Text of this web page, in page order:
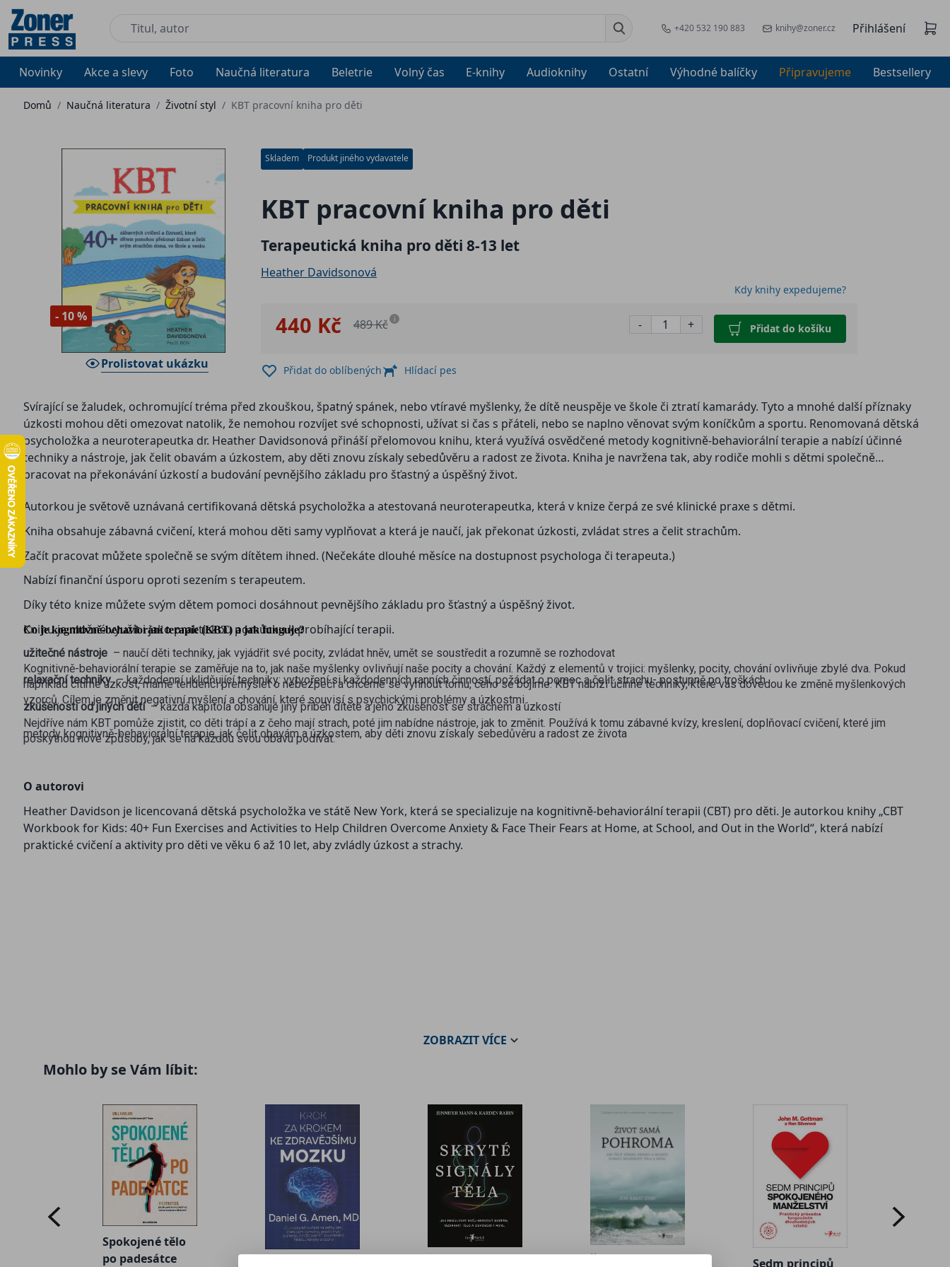
+420 532 190 883 knihy@zoner.cz Přihlášení
Novinky Akce a slevy Foto Naučná literatura Beletrie Volný čas E-knihy Audioknihy Ostatní Výhodné balíčky Připravujeme Bestsellery
Domů / Naučná literatura / Životní styl / KBT pracovní kniha pro děti
- 10 %
Prolistovat ukázku
Skladem Produkt jiného vydavatele
KBT pracovní kniha pro děti
Terapeutická kniha pro děti 8-13 let
Heather Davidsonová
Kdy knihy expedujeme?
440 Kč 489 Kč i - + Přidat do košíku
Přidat do oblíbených Hlídací pes
Svírající se žaludek, ochromující tréma před zkouškou, špatný spánek, nebo vtíravé myšlenky, že dítě neuspěje ve škole či ztratí kamarády. Tyto a mnohé další příznaky
úzkosti mohou děti omezovat natolik, že nemohou rozvíjet své schopnosti, užívat si čas s přáteli, nebo se naplno věnovat svým koníčkům a sportu. Renomovaná dětská
psycholožka a neuroterapeutka dr. Heather Davidsonová přináší přelomovou knihu, která využívá osvědčené metody kognitivně-behaviorální terapie a nabízí účinné
techniky a nástroje, jak čelit obavám a úzkostem, aby děti znovu získaly sebedůvěru a radost ze života. Kniha je navržena tak, aby rodiče mohli s dětmi společně
pracovat na překonávání úzkostí a budování pevnějšího základu pro šťastný a úspěšný život.
Autorkou je světově uznávaná certifikovaná dětská psycholožka a atestovaná neuroterapeutka, která v knize čerpá ze své klinické praxe s dětmi.
Kniha obsahuje zábavná cvičení, která mohou děti samy vyplňovat a která je naučí, jak překonat úzkosti, zvládat stres a čelit strachům.
Začít pracovat můžete společně se svým dítětem ihned. (Nečekáte dlouhé měsíce na dostupnost psychologa či terapeuta.)
Nabízí finanční úsporu oproti sezením s terapeutem.
Díky této knize můžete svým dětem pomoci dosáhnout pevnějšího základu pro šťastný a úspěšný život.
Knihu je možné využít i jako praktickou pomůcku k probíhající terapii.
užitečné nástroje – naučí děti techniky, jak vyjádřit své pocity, zvládat hněv, umět se soustředit a rozumně se rozhodovat
relaxační techniky – každodenní uklidňující techniky: vytvoření si každodenních ranních činností, požádat o pomoc a čelit strachu- postupně po troškách
zkušenosti od jiných dětí – každá kapitola obsahuje jiný příběh dítěte a jeho zkušenost se strachem a úzkostí
metody kognitivně-behaviorální terapie, jak čelit obavám a úzkostem, aby děti znovu získaly sebedůvěru a radost ze života
Co je kognitivně-behaviorání terapie (KBT) a jak funguje?
Kognitivně-behaviorální terapie se zaměřuje na to, jak naše myšlenky ovlivňují naše pocity a chování. Každý z elementů v trojici: myšlenky, pocity, chování ovlivňuje zbylé dva. Pokud
například cítíme úzkost, máme tendenci přemýšlet o nebezpečí a chceme se vyhnout tomu, čeho se bojíme. KBT nabízí účinné techniky, které vás dovedou ke změně myšlenkových
vzorců. Cílem je změnit negativní myšlení a chování, které souvisí s psychickými problémy a úzkostmi.
Nejdříve nám KBT pomůže zjistit, co děti trápí a z čeho mají strach, poté jim nabídne nástroje, jak to změnit. Používá k tomu zábavné kvízy, kreslení, doplňovací cvičení, které jim
poskytnou nové způsoby, jak se na každou svou obavu podívat.
O autorovi
Heather Davidson je licencovaná dětská psycholožka ve státě New York, která se specializuje na kognitivně-behaviorální terapii (CBT) pro děti. Je autorkou knihy „CBT
Workbook for Kids: 40+ Fun Exercises and Activities to Help Children Overcome Anxiety & Face Their Fears at Home, at School, and Out in the World“, která nabízí
praktické cvičení a aktivity pro děti ve věku 6 až 10 let, aby zvládly úzkost a strachy.
ZOBRAZITVÍCE
Mohlo by se Vám líbit:
Spokojené tělo
po padesátce
Sedm principů